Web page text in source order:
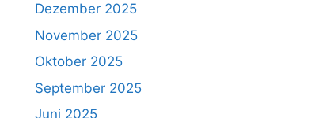
Dezember 2025
November 2025
Oktober 2025
September 2025
Juni 2025